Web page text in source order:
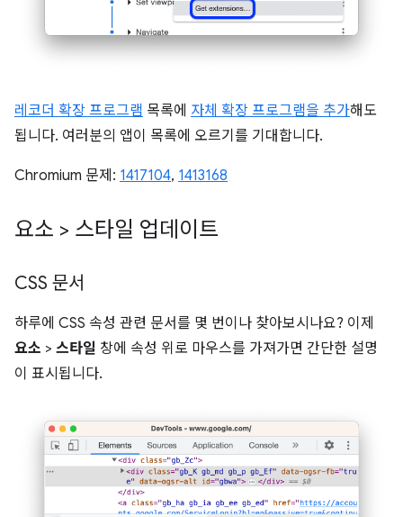
레코더 확장 프로그램 목록에 자체 확장 프로그램을 추가해도
됩니다. 여러분의 앱이 목록에 오르기를 기대합니다.
Chromium 문제: 1417104, 1413168
요소 > 스타일 업데이트
CSS 문서
하루에 CSS 속성 관련 문서를 몇 번이나 찾아보시나요? 이제
요소 > 스타일 창에 속성 위로 마우스를 가져가면 간단한 설명
이 표시됩니다.